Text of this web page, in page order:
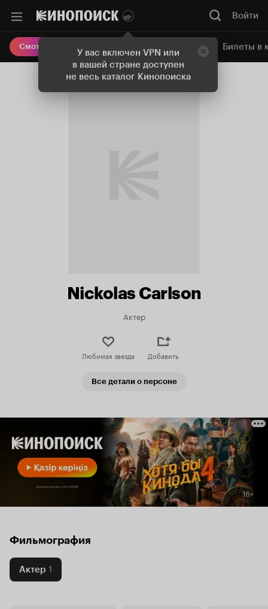
У вас включен VPN или
в вашей стране доступен
не весь каталог Кинопоиска
Войти
Смотреть кино Онлайн-кинотеатр Билеты в
Nickolas Carlson
Актер
Любимая звезда Добавить
Все детали о персоне
Фильмография
Актер 1